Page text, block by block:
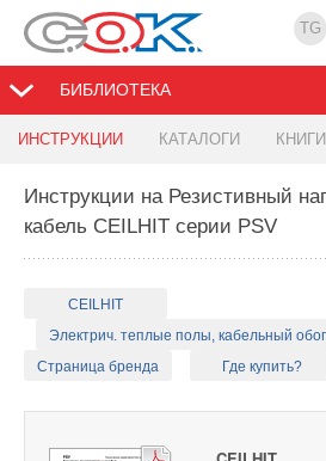
TG
БИБЛИОТЕКА
ИНСТРУКЦИИ КАТАЛОГИ КНИГИ
Инструкции на Резистивный
кабель CEILHIT серии PSV
CEILHIT
Электрич. теплые полы, кабельный
Страница бренда
Где купить?